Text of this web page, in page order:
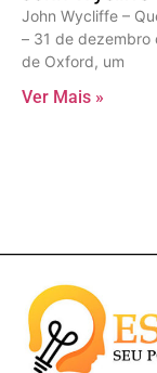
John Wycliffe –
– 31 de dezembro
de Oxford, um
Ver Mais »